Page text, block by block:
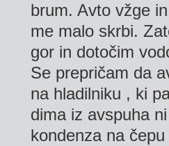
brum. Avto vžge
me malo skrbi.
gor in dotočim
Se prepričam da
na hladilniku , ki
dima iz avspuha
kondenza na